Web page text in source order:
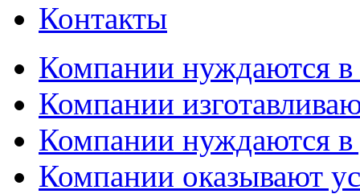
Контакты
Компании нуждаются в
Компании
Компании нуждаются в
Компании оказывают